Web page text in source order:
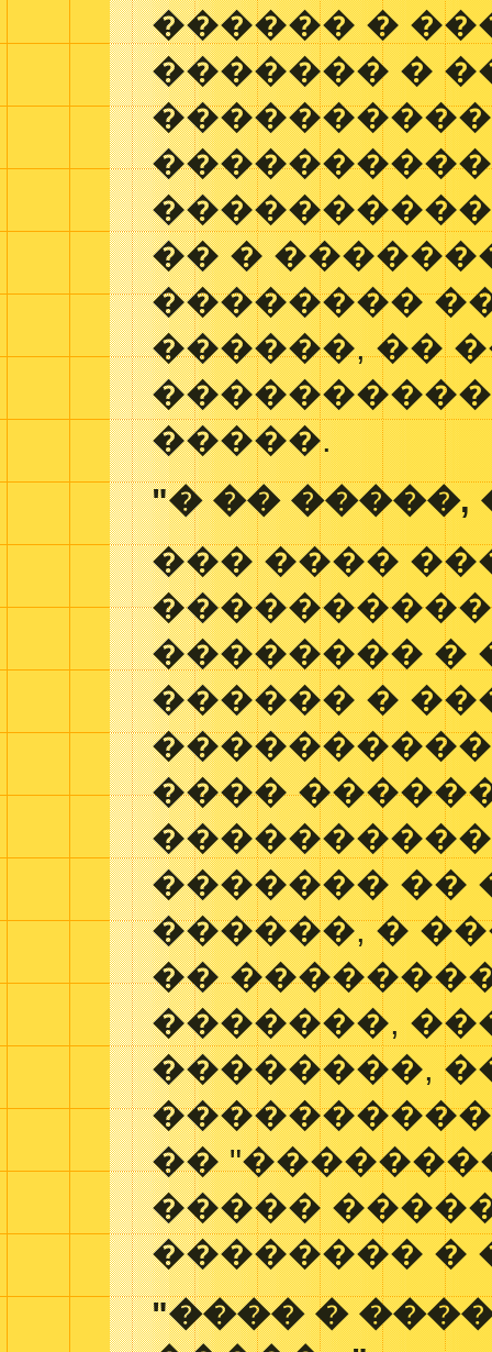
������ �
������� �
�� �
��������
������, ��
�����.
"� �� �����,
��� ����
�������� �
������ �
����
������� ��
������, �
��
�������,
��������,
��
�����
�������� �
"���� �